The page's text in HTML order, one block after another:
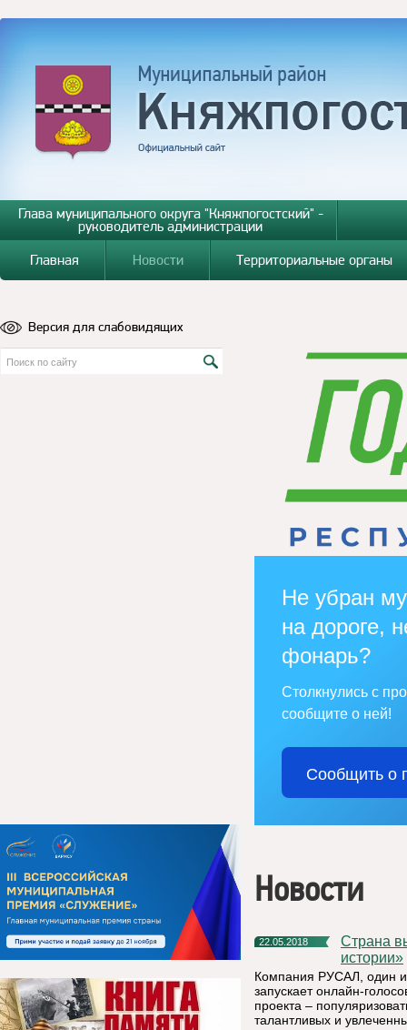
Глава муниципального округа "Княжпогостский" -
руководитель администрации
Главная
Новости Территориальные органы
Версия для слабовидящих
Не убран
на дороге,
фонарь?
Столкнулись с
сообщите о ней!
Сообщить о
Новости
22.05.2018
Страна выбирает героев телепроекта РУСАЛа «Настоящие
истории»
Компания РУСАЛ, один
запускает онлайн-
проекта –
талантливых и